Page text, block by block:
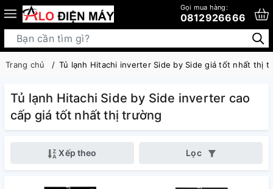
Gọi mua hàng:
0812926666
Trang chủ Tủ lạnh Hitachi inverter Side by Side giá tốt nhất thị
Tủ lạnh Hitachi Side by Side inverter cao
cấp giá tốt nhất thị trường
Xếp theo Lọc